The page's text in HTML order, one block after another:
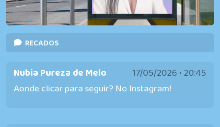
RECADOS
Nubia Pureza de Melo
17/05/2026 • 20:45
Aonde clicar para seguir? No Instagram!